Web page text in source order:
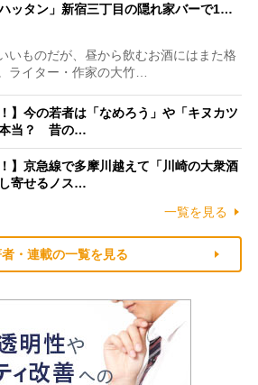
ハッタン」新宿三丁目の隠れ家バーで1…
ものだが、昼から飲むお酒にはまた格
イター・作家の大竹…
】今の若者は「なめろう」や「キヌカツ
本当？ 昔の…
】京急線で多摩川越えて「川崎の大衆酒
寄せるノス…
一覧を見る
・連載の一覧を見る